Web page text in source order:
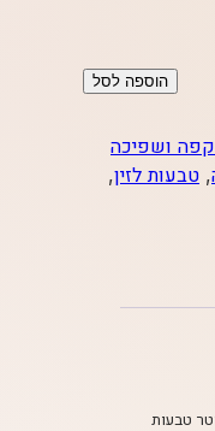
הוספה לסל
ושפיכה
, טבעות לזין,
בקוטר 4 ס”מ + קוטר טבעות